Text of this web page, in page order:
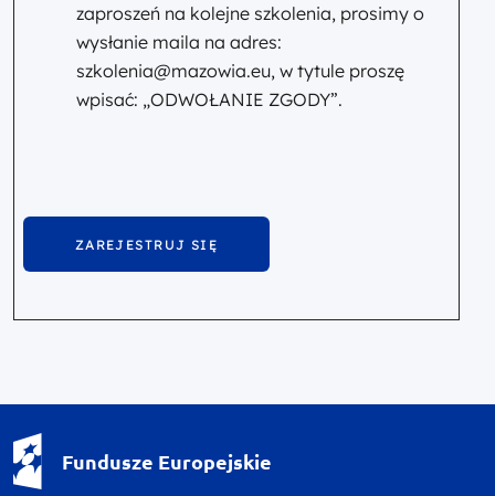
zaproszeń na kolejne szkolenia, prosimy o
wysłanie maila na adres:
szkolenia@mazowia.eu, w tytule proszę
wpisać: „ODWOŁANIE ZGODY”.
Fundusze Europejskie